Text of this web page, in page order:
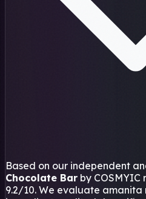
Based on our independent
Chocolate Bar by
9.2/10. We evaluate amanita